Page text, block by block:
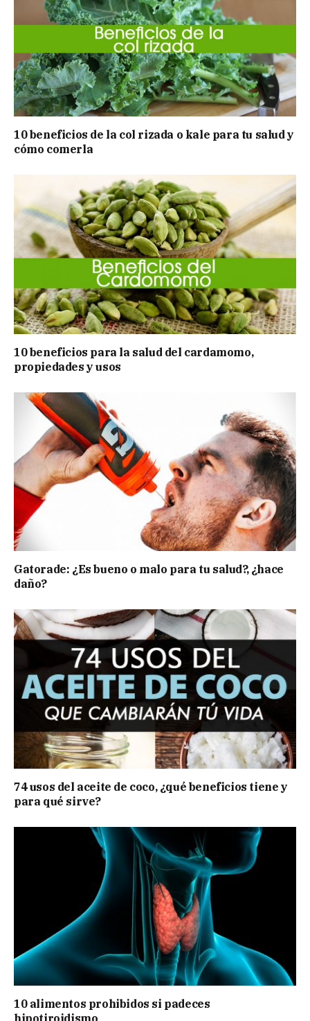
10 beneficios de la col rizada o kale para tu salud y
cómo comerla
10 beneficios para la salud del cardamomo,
propiedades y usos
Gatorade: ¿Es bueno o malo para tu salud?, ¿hace
daño?
74 usos del aceite de coco, ¿qué beneficios tiene y
para qué sirve?
10 alimentos prohibidos si padeces
hipotiroidismo